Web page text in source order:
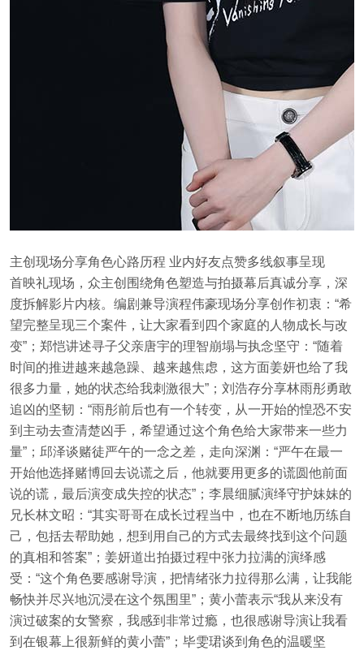
主创现场分享角色心路历程 业内好友点赞多线叙事呈现
首映礼现场，众主创围绕角色塑造与拍摄幕后真诚分享，深
度拆解影片内核。编剧兼导演程伟豪现场分享创作初衷：“希
望完整呈现三个案件，让大家看到四个家庭的人物成长与改
变”；郑恺讲述寻子父亲唐宇的理智崩塌与执念坚守：“随着
时间的推进越来越急躁、越来越焦虑，这方面姜妍也给了我
很多力量，她的状态给我刺激很大”；刘浩存分享林雨彤勇敢
追凶的坚韧：“雨彤前后也有一个转变，从一开始的惶恐不安
到主动去查清楚凶手，希望通过这个角色给大家带来一些力
量”；邱泽谈赌徒严午的一念之差，走向深渊：“严午在最一
开始他选择赌博回去说谎之后，他就要用更多的谎圆他前面
说的谎，最后演变成失控的状态”；李晨细腻演绎守护妹妹的
兄长林文昭：“其实哥哥在成长过程当中，也在不断地历练自
己，包括去帮助她，想到用自己的方式去最终找到这个问题
的真相和答案”；姜妍道出拍摄过程中张力拉满的演绎感
受：“这个角色要感谢导演，把情绪张力拉得那么满，让我能
畅快并尽兴地沉浸在这个氛围里”；黄小蕾表示“我从来没有
演过破案的女警察，我感到非常过瘾，也很感谢导演让我看
到在银幕上很新鲜的黄小蕾”；毕雯珺谈到角色的温暖坚